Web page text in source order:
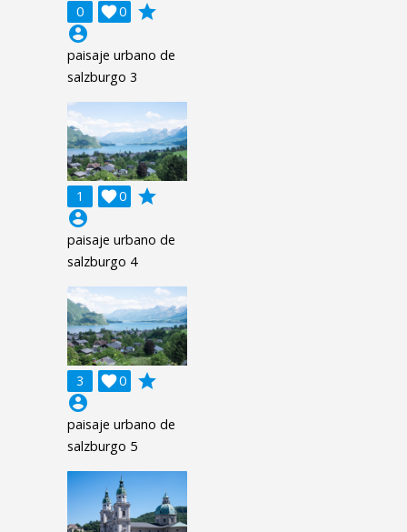
0 0

grade
account_circle
paisaje urbano de
salzburgo 3
1 0

grade
account_circle
paisaje urbano de
salzburgo 4
3 0

grade
account_circle
paisaje urbano de
salzburgo 5